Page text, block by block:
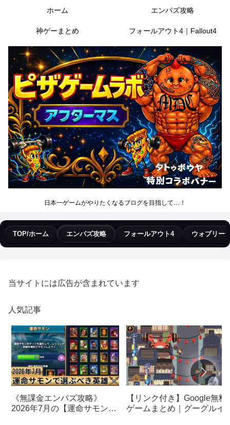
日本一ゲームがやりたくなるブログを目指して…！
ホーム エンパズ攻略
神ゲーまとめ フォールアウト4｜Fallout4
TOP/ホーム エンパズ攻略 フォールアウト4 ウォブリー
当サイトには広告が含まれています
人気記事
《無課金エンパズ攻略》
2026年7月の【運命サモン】
【リンク付き】Google無料
ゲームまとめ｜グーグルイ